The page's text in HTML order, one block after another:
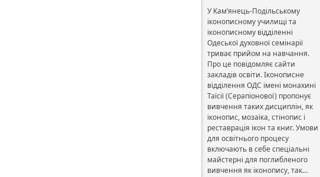
У Кам’янець-Подільському
іконописному училищі та
іконописному відділенні
Одеської духовної семінарії
триває прийом на навчання.
Про це повідомляє сайти
закладів освіти. Іконописне
відділення ОДС імені монахині
Таїсії (Серапіонової) пропонує
вивчення таких дисциплін, як
іконопис, мозаїка, стінопис і
реставрація ікон та книг. Умови
для освітнього процесу
включають в себе спеціальні
майстерні для поглибленого
вивчення як іконопису, так…